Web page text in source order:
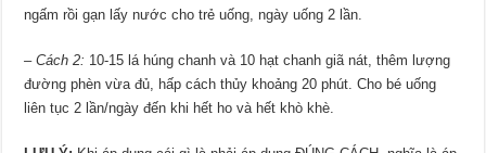
ngấm rồi gạn lấy nước cho trẻ uống, ngày uống 2 lần.
– Cách 2: 10-15 lá húng chanh và 10 hạt chanh giã nát, thêm lượng
đường phèn vừa đủ, hấp cách thủy khoảng 20 phút. Cho bé uống
liên tục 2 lần/ngày đến khi hết ho và hết khò khè.